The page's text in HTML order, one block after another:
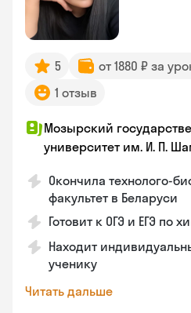
5 от 1880 ₽ за
1 отзыв
Мозырский
университет им. И. П.
Окончила технолого-
факультет в Беларуси
Готовит к ОГЭ и ЕГЭ по
Находит
ученику
Читать дальше